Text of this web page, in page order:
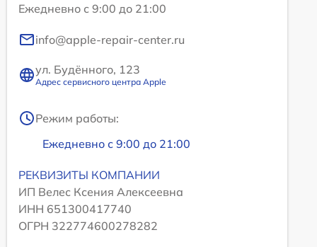
Ежедневно с 9:00 до 21:00
info@apple-repair-center.ru
ул. Будённого, 123
Адрес сервисного центра Apple
Режим работы:
Ежедневно с 9:00 до 21:00
РЕКВИЗИТЫ КОМПАНИИ
ИП Велес Ксения Алексеевна
ИНН 651300417740
ОГРН 322774600278282